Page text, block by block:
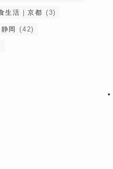
生活｜京都 (3)
岡 (42)